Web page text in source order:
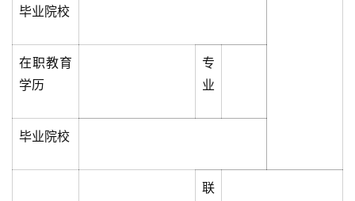
毕业院校
在职教育
学历
专
业
毕业院校
联